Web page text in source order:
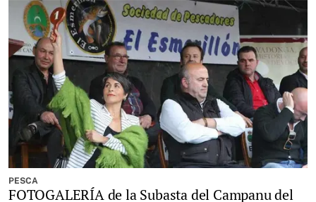
PESCA
FOTOGALERÍA de la Subasta del Campanu del